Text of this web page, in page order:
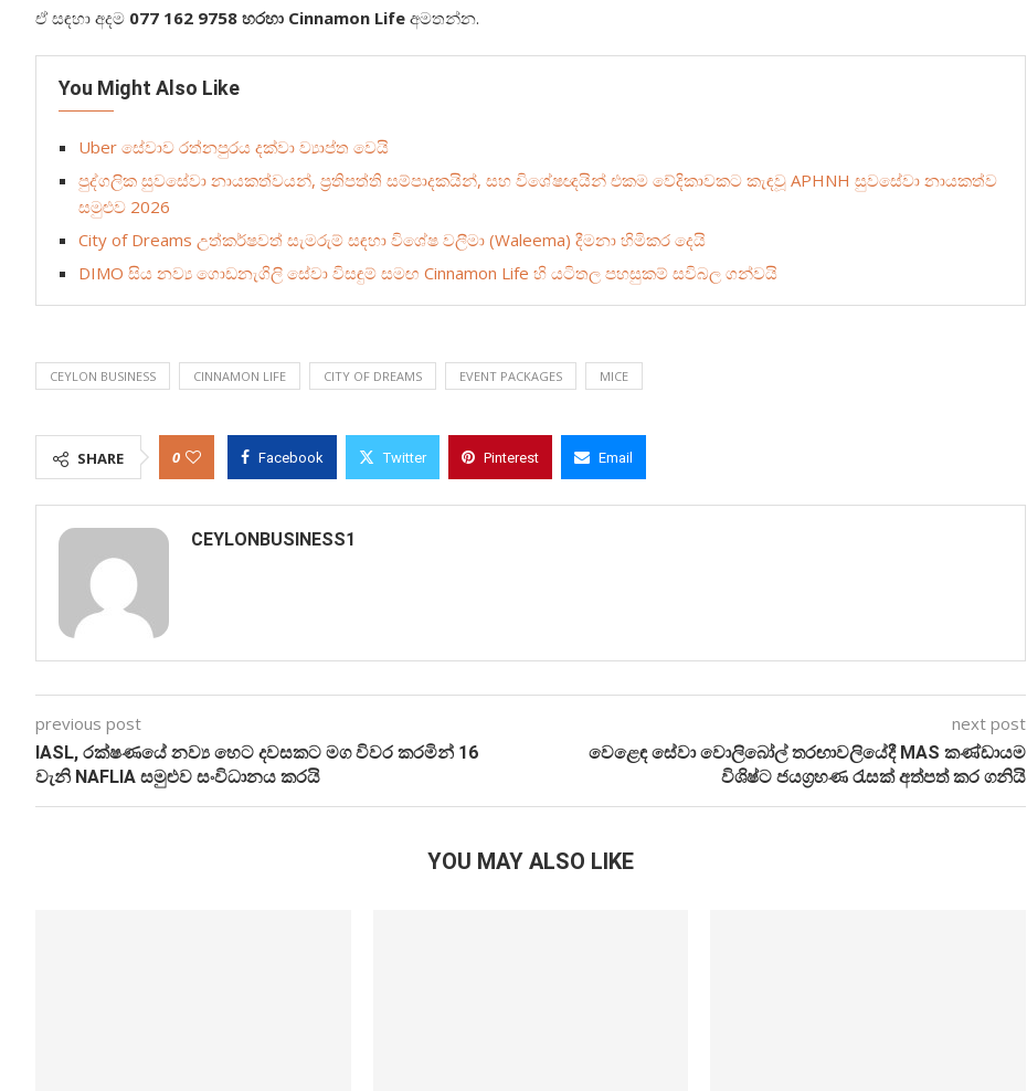
ඒ සඳහා අදම 077 162 9758 හරහා Cinnamon Life අමතන්න.
You Might Also Like
Uber සේවාව රත්නපුරය දක්වා ව්‍යාප්ත වෙයි
පුද්ගලික සුවසේවා නායකත්වයන්, ප්‍රතිපත්ති සම්පාදකයින්, සහ විශේෂඥයින් එකම වේදිකාවකට කැඳවූ APHNH සුවසේවා නායකත්ව
සමුළුව 2026
City of Dreams උත්කර්ෂවත් සැමරුම් සඳහා විශේෂ වලීමා (Waleema) දීමනා හිමිකර දෙයි
DIMO සිය නව්‍ය ගොඩනැගිලි සේවා විසඳුම් සමඟ Cinnamon Life හි යටිතල පහසුකම් සවිබල ගන්වයි
CEYLON BUSINESS CINNAMON LIFE CITY OF DREAMS EVENT PACKAGES MICE
SHARE 0 Facebook Twitter Pinterest Email
CEYLONBUSINESS1
previous post
IASL, රක්ෂණයේ නව්‍ය හෙට දවසකට මග විවර කරමින් 16
වැනි NAFLIA සමුළුව සංවිධානය කරයි
next post
වෙළෙඳ සේවා වොලිබෝල් තරඟාවලියේදී MAS කණ්ඩායම
විශිෂ්ට ජයග්‍රහණ රැසක් අත්පත් කර ගනියි
YOU MAY ALSO LIKE